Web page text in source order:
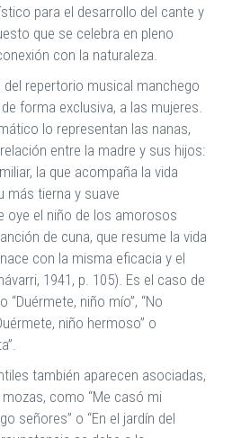
para el desarrollo del cante y
que se celebra en pleno
con la naturaleza.
repertorio musical manchego
forma exclusiva, a las mujeres.
lo representan las nanas,
entre la madre y sus hijos:
la que acompaña la vida
más tierna y suave
oye el niño de los amorosos
de cuna, que resume la vida
con la misma eficacia y el
1941, p. 105). Es el caso de
niño mío”, “No
niño hermoso” o
también aparecen asociadas,
como “Me casó mi
señores” o “En el jardín del